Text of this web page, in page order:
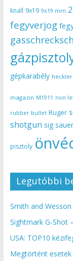
knall 9x19 9x19 mm
fegyverjog
gépkarabély
magazin M1911 non
rubber bullet Ruger
shotgun sig sauer
pisztoly
Legutóbbi
Smith and Wesson
Sightmark G-Shot
USA: TOP10
Megtörtént esetek